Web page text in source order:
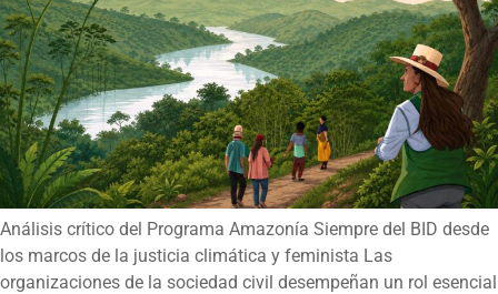
Análisis crítico del Programa Amazonía Siempre del BID desde
los marcos de la justicia climática y feminista Las
organizaciones de la sociedad civil desempeñan un rol esencial